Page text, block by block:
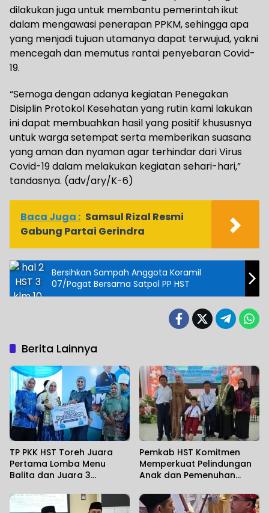
dilakukan juga untuk membantu pemerintah ikut
dalam mengawasi penerapan PPKM, sehingga apa
yang menjadi tujuan utamanya dapat terwujud, yakni
mencegah dan memutus rantai penyebaran Covid-
19.
“Semoga dengan adanya kegiatan Penegakan
Disiplin Protokol Kesehatan yang rutin kami lakukan
ini dapat membuahkan hasil yang positif khususnya
untuk warga setempat serta memberikan suasana
yang aman dan nyaman agar terhindar dari Virus
Covid-19 dalam melakukan kegiatan sehari-hari,”
tandasnya. (adv/ary/K-6)
Baca Juga : Samsul Rizal Resmi
Gabung Partai Gerindra
Bersihkan Sampah Anggota Koramil
07/Pagat Bersama Satpol PP HST
Berita Lainnya
TP PKK HST Toreh Juara
Pertama Lomba Menu
Balita dan Juara 3
Pemkab HST Komitmen
Memperkuat Pelindungan
Anak dan Pemenuhan